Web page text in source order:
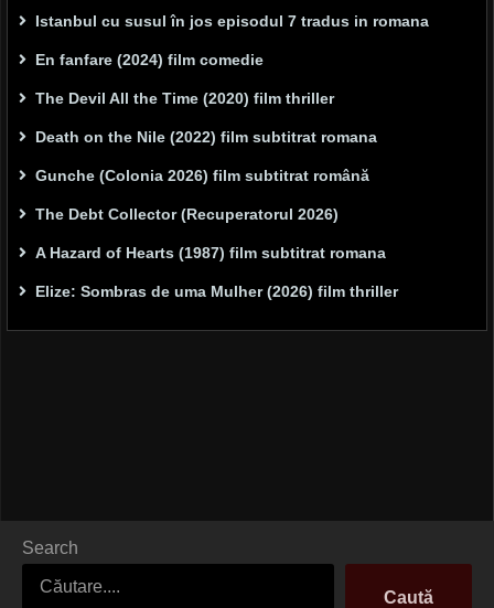
Istanbul cu susul în jos episodul 7 tradus in romana
En fanfare (2024) film comedie
The Devil All the Time (2020) film thriller
Death on the Nile (2022) film subtitrat romana
Gunche (Colonia 2026) film subtitrat română
The Debt Collector (Recuperatorul 2026)
A Hazard of Hearts (1987) film subtitrat romana
Elize: Sombras de uma Mulher (2026) film thriller
Search
Caută